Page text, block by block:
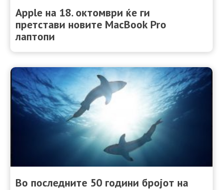
Apple на 18. октомври ќе ги
претстави новите MacBook Pro
лаптопи
Во последните 50 години бројот на